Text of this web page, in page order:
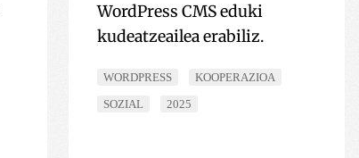
WordPress CMS eduki
kudeatzeailea erabiliz.
WORDPRESS
KOOPERAZIOA
SOZIAL
2025